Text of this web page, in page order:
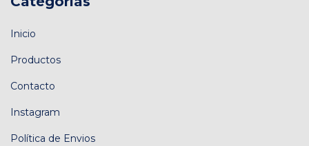
Inicio
Productos
Contacto
Instagram
Política de Envios